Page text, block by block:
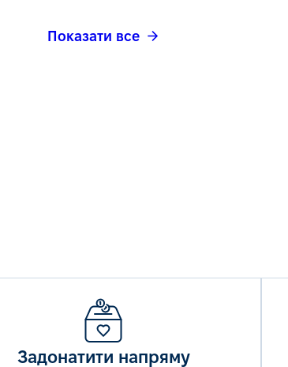
Показати все
Задонатити напряму